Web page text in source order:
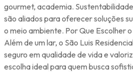
gourmet, academia.
são aliados para oferecer soluções
o meio ambiente. Por Que Escolher
Além de um lar, o São Luis
seguro em qualidade de vida e
escolha ideal para quem busca